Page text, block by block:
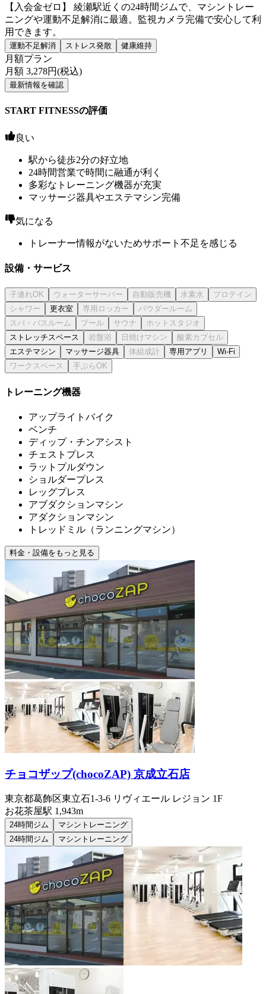
【入会金ゼロ】 綾瀬駅近くの24時間ジムで、マシントレー
ニングや運動不足解消に最適。監視カメラ完備で安心して利
用できます。
運動不足解消 ストレス発散 健康維持
月額プラン
月額 3,278円(税込)
最新情報を確認
START FITNESSの評価
良い
駅から徒歩2分の好立地
24時間営業で時間に融通が利く
多彩なトレーニング機器が充実
マッサージ器具やエステマシン完備
気になる
トレーナー情報がないためサポート不足を感じる
設備・サービス
更衣室
ストレッチスペース
エステマシン
マッサージ器具 専用アプリ Wi-Fi
トレーニング機器
アップライトバイク
ベンチ
ディップ・チンアシスト
チェストプレス
ラットプルダウン
ショルダープレス
レッグプレス
アブダクションマシン
アダクションマシン
トレッドミル（ランニングマシン）
料金・設備をもっと見る
チョコザップ(chocoZAP) 京成立石店
東京都葛飾区東立石1-3-6 リヴィエール レジョン 1F
お花茶屋駅 1,943m
24時間ジム
マシントレーニング
24時間ジム
マシントレーニング